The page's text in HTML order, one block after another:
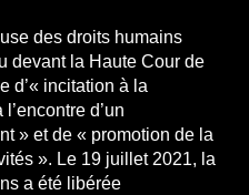
des droits humains
devant la Haute Cour de
d’« incitation à la
d’un
» et de « promotion de la
». Le 19 juillet 2021, la
a été libérée